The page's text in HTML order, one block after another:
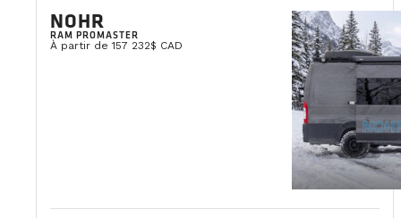
NOHR
RAM PROMASTER
À partir de 157 232$ CAD